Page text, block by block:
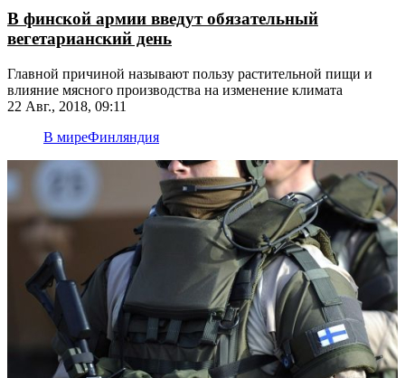
В финской армии введут обязательный
вегетарианский день
Главной причиной называют пользу растительной пищи и
влияние мясного производства на изменение климата
22 Авг., 2018, 09:11
В миреФинляндия